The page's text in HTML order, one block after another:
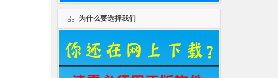
为什么要选择我们